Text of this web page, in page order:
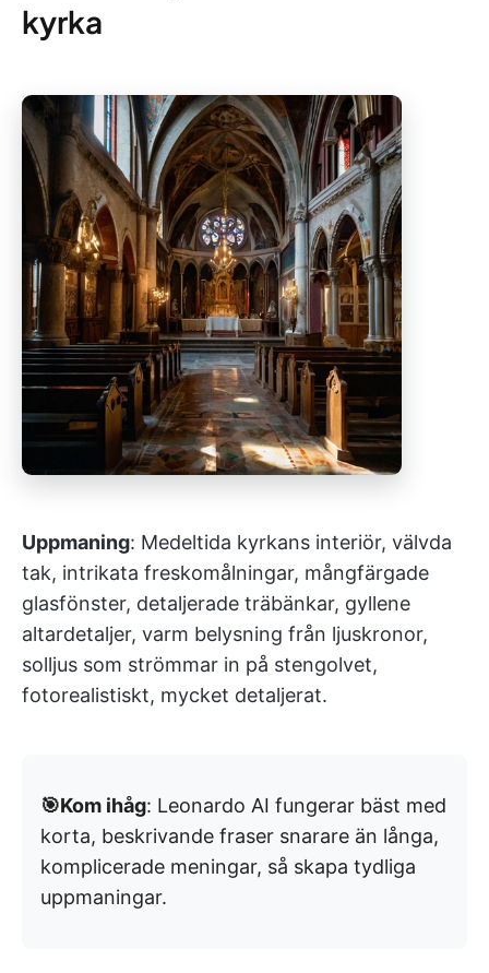
kyrka
Uppmaning: Medeltida kyrkans interiör, välvda
tak, intrikata freskomålningar, mångfärgade
glasfönster, detaljerade träbänkar, gyllene
altardetaljer, varm belysning från ljuskronor,
solljus som strömmar in på stengolvet,
fotorealistiskt, mycket detaljerat.
🎯Kom ihåg: Leonardo AI fungerar bäst med
korta, beskrivande fraser snarare än långa,
komplicerade meningar, så skapa tydliga
uppmaningar.